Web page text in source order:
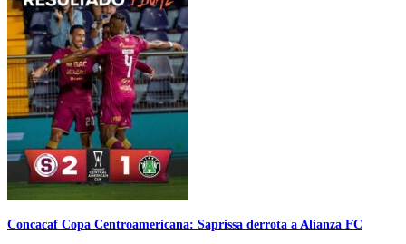
Concacaf Copa Centroamericana: Saprissa derrota a Alianza FC